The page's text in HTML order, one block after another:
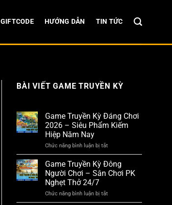
GIFTCODE HƯỚNG DẪN TIN TỨC
BÀI VIẾT GAME TRUYỀN KỲ
Game Truyền Kỳ Đáng Chơi
2026 – Siêu Phẩm Kiếm
Hiệp Năm Nay
Chức năng bình luận bị tắt
Truyền
Kỳ
Đáng
Siêu
Game Truyền Kỳ Đông
Người Chơi – Sân Chơi PK
Nghẹt Thở 24/7
Chức năng bình luận bị tắt